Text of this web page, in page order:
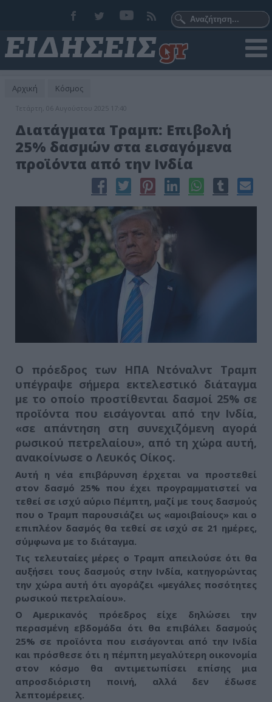
Αρχική Κόσμος
Τετάρτη, 06 Αυγούστου 2025 17:40
Διατάγματα Τραμπ: Επιβολή
25% δασμών στα εισαγόμενα
προϊόντα από την Ινδία
Ο πρόεδρος των ΗΠΑ Ντόναλντ Τραμπ
υπέγραψε σήμερα εκτελεστικό διάταγμα
με το οποίο προστίθενται δασμοί 25% σε
προϊόντα που εισάγονται από την Ινδία,
«σε απάντηση στη συνεχιζόμενη αγορά
ρωσικού πετρελαίου», από τη χώρα αυτή,
ανακοίνωσε ο Λευκός Οίκος.
Αυτή η νέα επιβάρυνση έρχεται να προστεθεί
στον δασμό 25% που έχει προγραμματιστεί να
τεθεί σε ισχύ αύριο Πέμπτη, μαζί με τους δασμούς
που ο Τραμπ παρουσιάζει ως «αμοιβαίους» και ο
επιπλέον δασμός θα τεθεί σε ισχύ σε 21 ημέρες,
σύμφωνα με το διάταγμα.
Τις τελευταίες μέρες ο Τραμπ απειλούσε ότι θα
αυξήσει τους δασμούς στην Ινδία, κατηγορώντας
την χώρα αυτή ότι αγοράζει «μεγάλες ποσότητες
ρωσικού πετρελαίου».
Ο Αμερικανός πρόεδρος είχε δηλώσει την
περασμένη εβδομάδα ότι θα επιβάλει δασμούς
25% σε προϊόντα που εισάγονται από την Ινδία
και πρόσθεσε ότι η πέμπτη μεγαλύτερη οικονομία
στον κόσμο θα αντιμετωπίσει επίσης μια
απροσδιόριστη ποινή, αλλά δεν έδωσε
λεπτομέρειες.